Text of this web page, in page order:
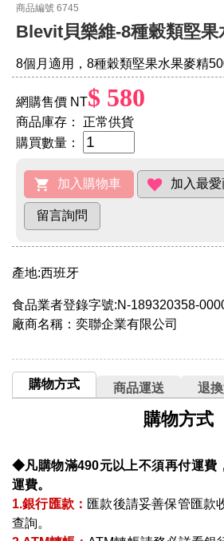
商品編號 6745
Blevit貝樂維-8種穀類堅果
8個月適用，8種穀類堅果水果麥精
網購售價 NT$ 580
商品庫存：
正常供貨
購買數量：
產地:西班牙
食品業者登錄字號:N-189320358-
廠商名稱：奕聯企業有限公司
購物方式 商品運送 退
購物方式
◆凡購物滿490元以上不須再付運費
運費。
1.銀行匯款： 匯款後請妥善保管匯款
查詢。